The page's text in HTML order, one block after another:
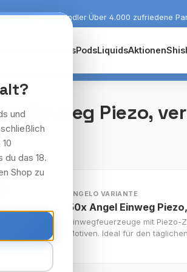
Lieferung für Händler·Über 4.000 zufriedene
& VapesPodsLiquidsAktionen
Einweg Piezo,
ANGELO VARIANTE
50x Angel Einweg
Einwegfeuerzeuge mit
Motiven. Ideal für den
und
das 18.
Shop zu